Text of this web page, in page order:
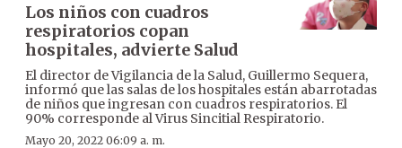
Los niños con cuadros
respiratorios copan
hospitales, advierte Salud
El director de Vigilancia de la Salud, Guillermo Sequera,
informó que las salas de los hospitales están abarrotadas
de niños que ingresan con cuadros respiratorios. El
90% corresponde al Virus Sincitial Respiratorio.
Mayo 20, 2022 06:09 a. m.